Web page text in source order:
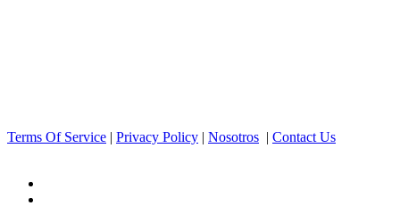
Terms Of Service | Privacy Policy | Nosotros | Contact Us